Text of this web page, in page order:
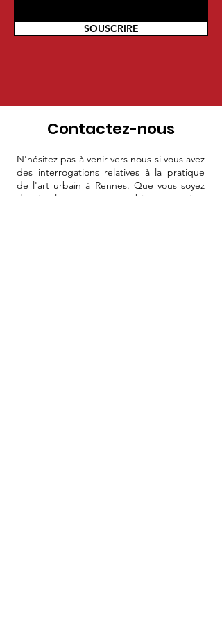
SOUSCRIRE
Contactez-nous
N'hésitez pas à venir vers nous si vous avez
des interrogations relatives à la pratique
de l'art urbain à Rennes. Que vous soyez
de simples amateurs ou bien un artiste